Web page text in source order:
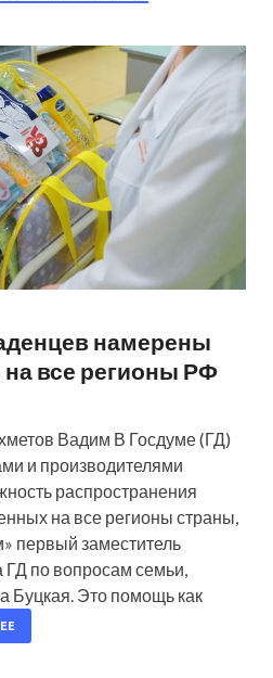
намерены
на все регионы РФ
Вадим В Госдуме (ГД)
и производителями
распространения
на все регионы страны,
первый заместитель
ГД по вопросам семьи,
Буцкая. Это помощь как